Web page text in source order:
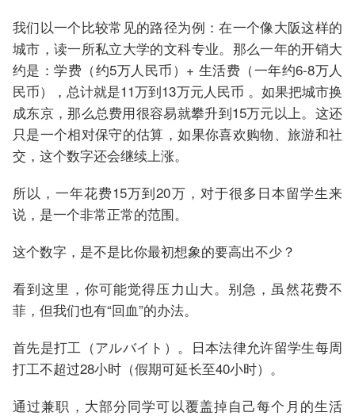
我们以一个比较常见的路径为例：在一个像大阪这样的
城市，读一所私立大学的文科专业。那么一年的开销大
约是：学费（约5万人民币）+ 生活费（一年约6-8万人
民币），总计就是11万到13万元人民币 。如果把城市换
成东京，那么总费用很容易就攀升到15万元以上。这还
只是一个相对保守的估算，如果你喜欢购物、旅游和社
交，这个数字还会继续上涨。
所以，一年花费15万到20万，对于很多日本留学生来
说，是一个非常正常的范围。
这个数字，是不是比你最初想象的要高出不少？
看到这里，你可能觉得压力山大。别急，虽然花费不
菲，但我们也有“回血”的办法。
首先是打工（アルバイト）。日本法律允许留学生每周
打工不超过28小时（假期可延长至40小时）。
通过兼职，大部分同学可以覆盖掉自己每个月的生活